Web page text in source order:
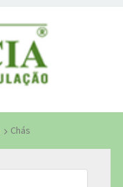
Chás